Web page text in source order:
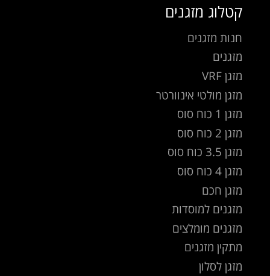
קטלוג מזגנים
חנות מזגנים
מזגנים
מזגן VRF
מזגן מולטי אינוורטר
מזגן 1 כוח סוס
מזגן 2 כוח סוס
מזגן 3.5 כוח סוס
מזגן 4 כוח סוס
מזגן חכם
מזגנים למוסדות
מזגנים מומלצים
מתקין מזגנים
מזגן לסלון